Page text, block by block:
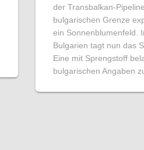
der Transbalkan-
bulgarischen Grenze
ein Sonnenblumenfeld.
Bulgarien tagt nun das
Eine mit Sprengstoff
bulgarischen Angaben